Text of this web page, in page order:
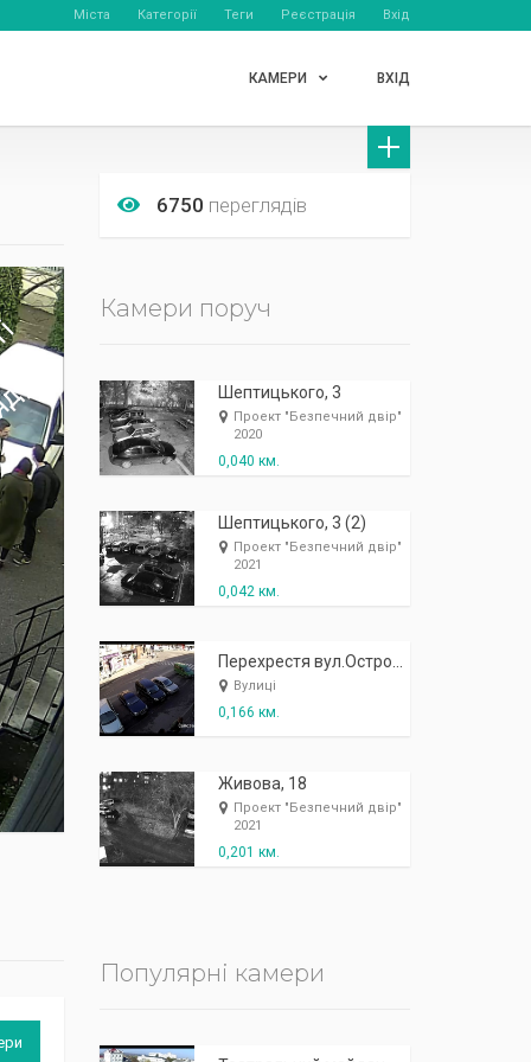
Міста Категорії Теги Реєстрація Вхід
КАМЕРИ ВХІД
6750 переглядів
Камери поруч
Шептицького, 3
Проект "Безпечний двір"
2020
0,040 км.
Шептицького, 3 (2)
Проект "Безпечний двір"
2021
0,042 км.
Вулиці
0,166 км.
Живова, 18
Проект "Безпечний двір"
2021
0,201 км.
Популярні камери